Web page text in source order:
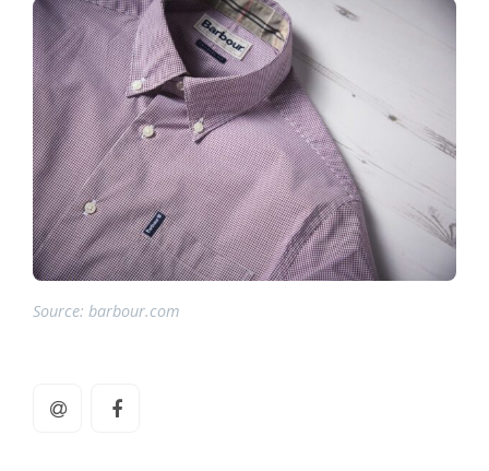
Source: barbour.com